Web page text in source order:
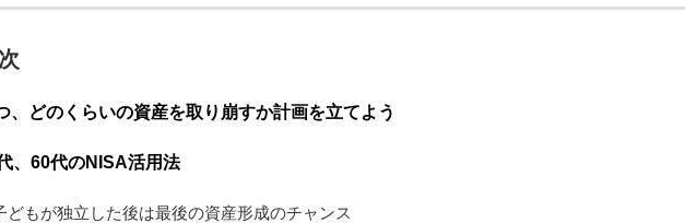
、どのくらいの資産を取り崩すか計画を立てよう
、60代のNISA活用法
どもが独立した後は最後の資産形成のチャンス